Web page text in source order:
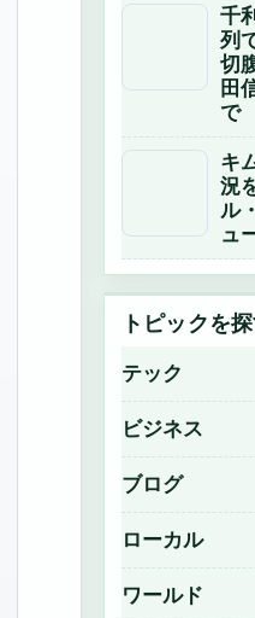
千
列
切
田
で
キ
況
ル
ュ
トピックを
テック
ビジネス
ブログ
ローカル
ワールド